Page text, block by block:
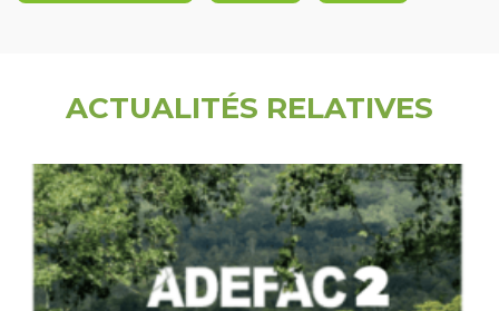
ACTUALITÉS RELATIVES